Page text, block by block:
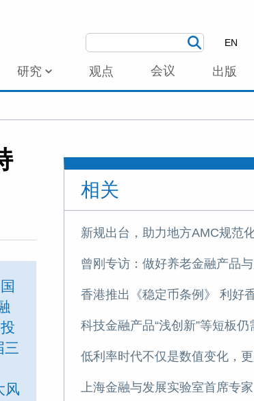
EN
研究 观点 会议 出版
三
风
相关